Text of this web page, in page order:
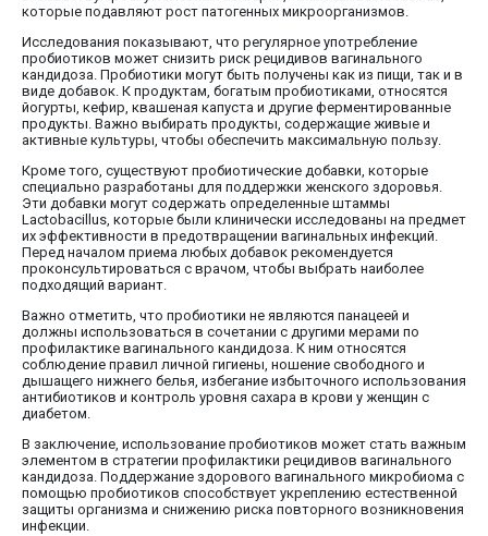
которые подавляют рост патогенных микроорганизмов.
Исследования показывают, что регулярное употребление
пробиотиков может снизить риск рецидивов вагинального
кандидоза. Пробиотики могут быть получены как из пищи, так и в
виде добавок. К продуктам, богатым пробиотиками, относятся
йогурты, кефир, квашеная капуста и другие ферментированные
продукты. Важно выбирать продукты, содержащие живые и
активные культуры, чтобы обеспечить максимальную пользу.
Кроме того, существуют пробиотические добавки, которые
специально разработаны для поддержки женского здоровья.
Эти добавки могут содержать определенные штаммы
Lactobacillus, которые были клинически исследованы на предмет
их эффективности в предотвращении вагинальных инфекций.
Перед началом приема любых добавок рекомендуется
проконсультироваться с врачом, чтобы выбрать наиболее
подходящий вариант.
Важно отметить, что пробиотики не являются панацеей и
должны использоваться в сочетании с другими мерами по
профилактике вагинального кандидоза. К ним относятся
соблюдение правил личной гигиены, ношение свободного и
дышащего нижнего белья, избегание избыточного использования
антибиотиков и контроль уровня сахара в крови у женщин с
диабетом.
В заключение, использование пробиотиков может стать важным
элементом в стратегии профилактики рецидивов вагинального
кандидоза. Поддержание здорового вагинального микробиома с
помощью пробиотиков способствует укреплению естественной
защиты организма и снижению риска повторного возникновения
инфекции.